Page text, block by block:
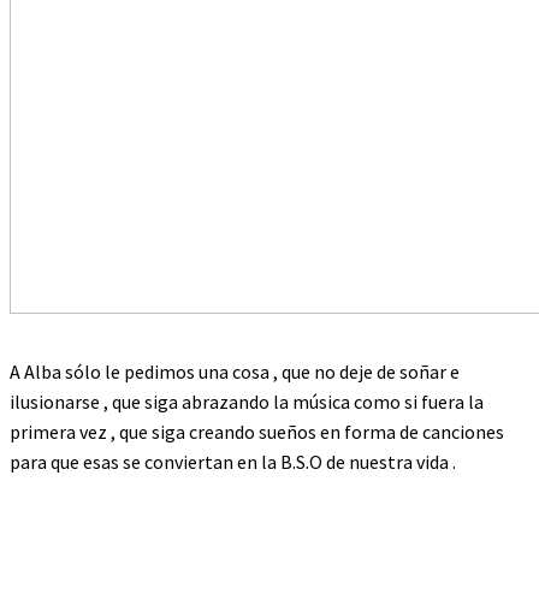
A Alba sólo le pedimos una cosa , que no deje de soñar e
ilusionarse , que siga abrazando la música como si fuera la
primera vez , que siga creando sueños en forma de canciones
para que esas se conviertan en la B.S.O de nuestra vida .